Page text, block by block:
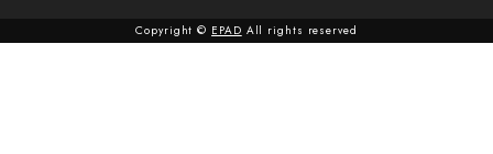
Copyright © EPAD All rights reserved